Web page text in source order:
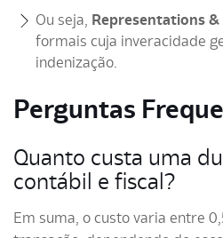
Ou seja, Representations
formais cuja inveracidade
indenização.
Perguntas
Quanto custa uma
contábil e fiscal?
Em suma, o custo varia entre